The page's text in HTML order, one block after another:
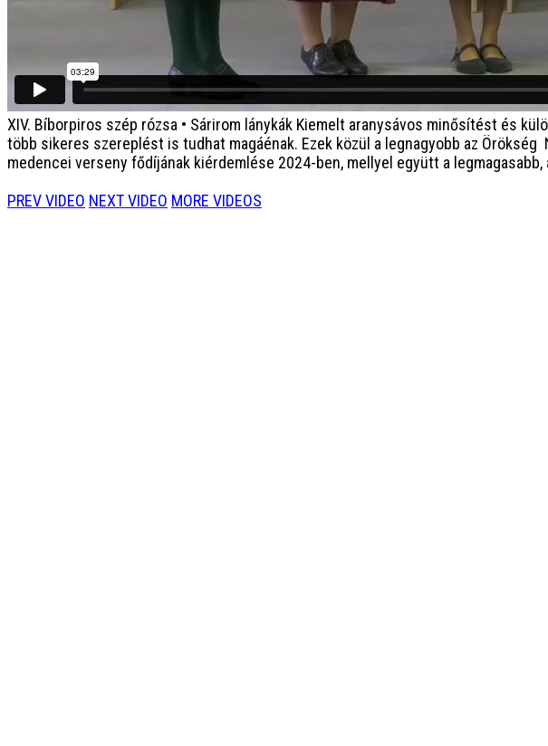
XIV. Bíborpiros szép rózsa • Sárirom lánykák Kiemelt aranysávos minősítést és
több sikeres szereplést is tudhat magáénak. Ezek közül a legnagyobb az
medencei verseny fődíjának kiérdemlése 2024-ben, mellyel együtt a
PREV VIDEO NEXT VIDEO MORE VIDEOS